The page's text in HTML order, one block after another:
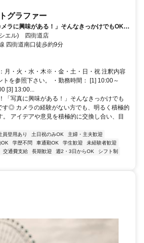
グラファー
メラに興味がある！」そんなきっかけでもOK♪
供するフォトスタジオでカメラマンの募集で
エル) 四街道店
四街道南口徒歩約9分
月・火・水・木※・金・土・日・祝 注釈内容
トを参照下さい。 ・勤務時間： [1] 10:00～
[3] 13:00...
「写真に興味がある！」そんなきっかけでも
す◎ カメラの経験がない方でも、明るく積極的
。 アイデアや意見を積極的に交換し合い、目
員登用あり 土日祝のみOK
主婦・主夫歓迎
OK 学歴不問 車通勤OK 学生歓迎
未経験者歓迎
交通費支給 長期歓迎 週2・3日からOK
シフト制